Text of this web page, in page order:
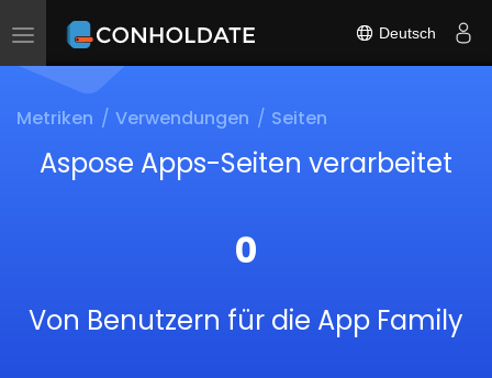
Toggle
Deutsch
Metriken Verwendungen Seiten
Aspose Apps-Seiten verarbeitet
0
Von Benutzern für die App Family